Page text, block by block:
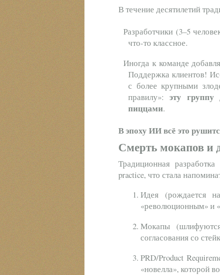
В течение десятилетий
Разработчики (3–5
что-то классное.
Иногда к команде
Поддержка клиентов!
с более крупными
правилу»:эту
пиццами.
В эпоху ИИ всё это
Смерть мокапов и
Традиционная
practice, что стала
Идея (рождается
«революционным» и
Мокапы
согласования со
PRD/Product
«новелла», которой